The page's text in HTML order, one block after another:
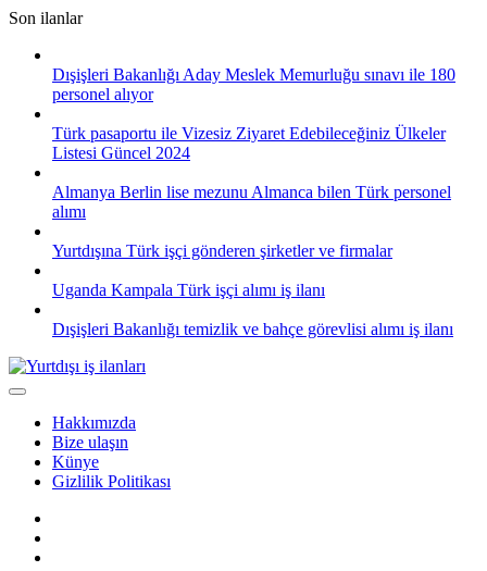
Skip
content
Son ilanlar
Dışişleri Bakanlığı Aday Meslek Memurluğu sınavı ile 180
personel alıyor
Türk pasaportu ile Vizesiz Ziyaret Edebileceğiniz Ülkeler
Listesi Güncel 2024
Almanya Berlin lise mezunu Almanca bilen Türk personel
alımı
Yurtdışına Türk işçi gönderen şirketler ve firmalar
Uganda Kampala Türk işçi alımı iş ilanı
Dışişleri Bakanlığı temizlik ve bahçe görevlisi alımı iş ilanı
Hakkımızda
Bize ulaşın
Künye
Gizlilik Politikası